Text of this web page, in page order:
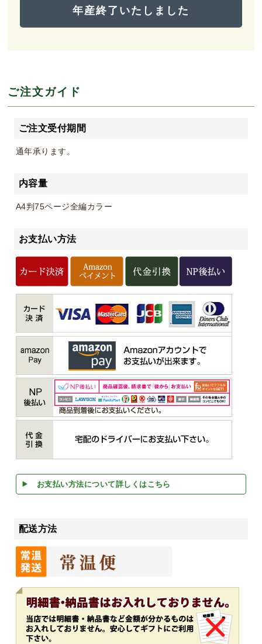
年産終了いたしました
ご注文ガイド
ご注文受付期間
通年承ります。
内容量
A4判75ページ全編カラー
お支払い方法
お支払い方法について詳しくはこちら
配送方法